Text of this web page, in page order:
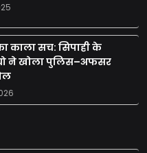
काला सच: सिपाही के
ने खोला पुलिस–अफसर